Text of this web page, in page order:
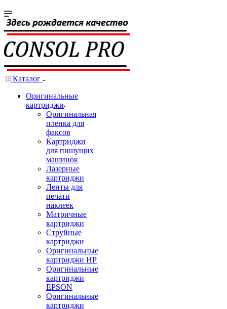
Каталог
Оригинальные
картриджи
Оригинальная
пленка для
факсов
Картриджи
для пишущих
машинок
Лазерные
картриджи
Ленты для
печати
наклеек
Матричные
картриджи
Струйные
картриджи
Оригинальные
картриджи HP
Оригинальные
картриджи
EPSON
Оригинальные
картриджи